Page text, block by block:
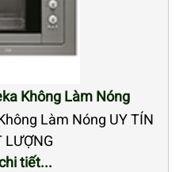
Không Làm Nóng
Làm Nóng UY TÍN
LƯỢNG
tiết...